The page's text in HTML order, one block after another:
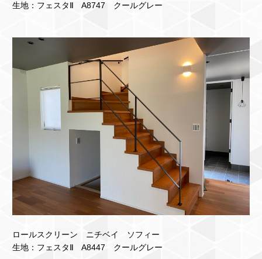
生地：フェスタⅡ A8747 クールグレー
ロールスクリーン ニチベイ ソフィー
生地：フェスタⅡ A8447 クールグレー